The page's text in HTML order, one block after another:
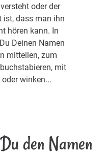
oder der
ist, dass man ihn
hören kann. In
Deinen Namen
mitteilen, zum
mit
winken...
den Namen